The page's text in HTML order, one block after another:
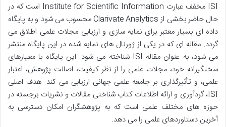
ISI مخفف عبارت Institute for Scientific Information است که در
حال حاضر بخشی از Clarivate Analytics محسوب می شود و به پایگاه
داده ای بسیار معتبر برای نمایه سازی و ارزیابی مجلات علمی اطلاق می
گردد. مقاله ای که در یکی از ژورنال های نمایه شده در این پایگاه منتشر
می شود، به عنوان مقاله ISI شناخته می شود. این پایگاه با معیارهای
سختگیرانه خود، مجلات علمی را از نظر کیفیت، اصالت پژوهش، اعتبار
علمی، و تأثیرگذاری بر جامعه علمی جهانی ارزیابی می کند. هدف اصلی
ISI، گردآوری و ارائه اطلاعات کتاب شناختی مقالات و نشریات برجسته در
حوزه های مختلف علمی است که به پژوهشگران امکان دسترسی به
آخرین دستاوردهای علمی را می دهد.